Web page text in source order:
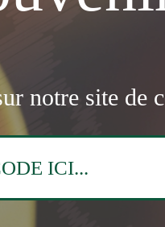
notre site de